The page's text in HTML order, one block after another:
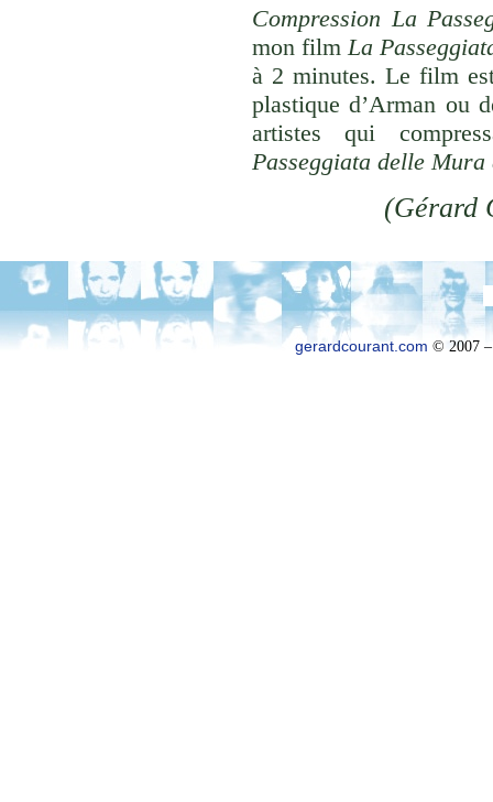
Compression La
mon filmLa
à 2 minutes. Le film
plastique d’Arman ou
artistes qui
Passeggiata delle
(Gérard
gerardcourant.com © 2007